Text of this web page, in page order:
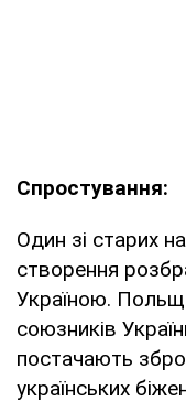
Спростування:
Один зі старих
створення
Україною.
союзників
постачають
українських